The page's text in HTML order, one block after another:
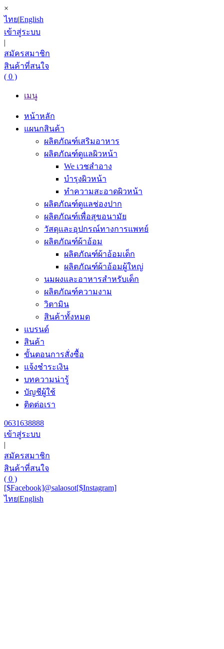
×
ไทย|English
เข้าสู่ระบบ
|
สมัครสมาชิก
สินค้าที่สนใจ
( 0 )
เมนู
หน้าหลัก
แผนกสินค้า
ผลิตภัณฑ์เสริมอาหาร
ผลิตภัณฑ์ดูแลผิวหน้า
We เวชสำอาง
บำรุงผิวหน้า
ทำความสะอาดผิวหน้า
ผลิตภัณฑ์ดูแลช่องปาก
ผลิตภัณฑ์เพื่อสุขอนามัย
วัสดุและอุปกรณ์ทางการแพทย์
ผลิตภัณฑ์ผ้าอ้อม
ผลิตภัณฑ์ผ้าอ้อมเด็ก
ผลิตภัณฑ์ผ้าอ้อมผู้ใหญ่
นมผงและอาหารสำหรับเด็ก
ผลิตภัณฑ์ความงาม
วิตามิน
สินค้าทั้งหมด
แบรนด์
สินค้า
ขั้นตอนการสั่งซื้อ
แจ้งชำระเงิน
บทความน่ารู้
บัญชีผู้ใช้
ติดต่อเรา
0631638888
เข้าสู่ระบบ
|
สมัครสมาชิก
สินค้าที่สนใจ
( 0 )
[$Facebook]@salaosot[$Instagram]
ไทย|English